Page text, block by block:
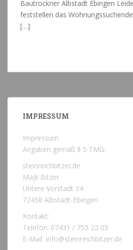
Bautrockner Albstadt Ebingen
feststellen das
[…]
IMPRESSUM
Impressum
Angaben gemäß § 5 TMG:
steinreichbitzer.de
Majk Bitzer
Untere Vorstadt 34
72458 Albstadt-Ebingen
Kontakt:
Telefon: 07431 / 755 22 05
E-Mail: info@steinreichbitzer.de